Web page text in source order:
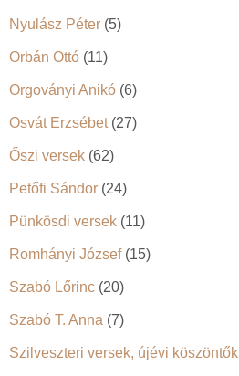
Nyulász Péter (5)
Orbán Ottó (11)
Orgoványi Anikó (6)
Osvát Erzsébet(27)
Őszi versek (62)
Petőfi Sándor (24)
Pünkösdi versek (11)
Romhányi József(15)
Szabó Lőrinc (20)
Szabó T. Anna (7)
Szilveszteri versek, újévi köszöntők